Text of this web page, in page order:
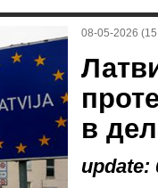
08-05-2026
в
update: